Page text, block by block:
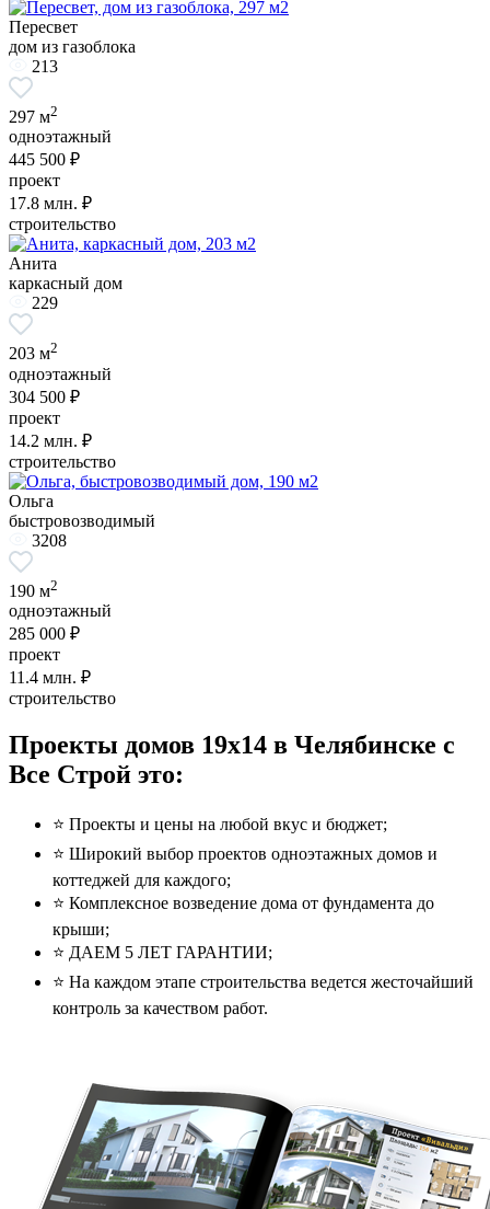
Пересвет
дом из газоблока
213
297 м2
одноэтажный
445 500 ₽
проект
17.8 млн. ₽
строительство
Анита
каркасный дом
229
203 м2
одноэтажный
304 500 ₽
проект
14.2 млн. ₽
строительство
Ольга
быстровозводимый
3208
190 м2
одноэтажный
285 000 ₽
проект
11.4 млн. ₽
строительство
Проекты домов 19x14 в Челябинске с
Все Строй это:
⭐️ Проекты и цены на любой вкус и бюджет;
⭐️ Широкий выбор проектов одноэтажных домов и
коттеджей для каждого;
⭐️ Комплексное возведение дома от фундамента до
крыши;
⭐️ ДАЕМ 5 ЛЕТ ГАРАНТИИ;
⭐️ На каждом этапе строительства ведется жесточайший
контроль за качеством работ.